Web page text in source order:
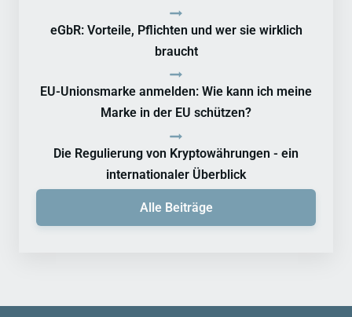
eGbR: Vorteile, Pflichten und wer sie wirklich
braucht
EU-Unionsmarke anmelden: Wie kann ich meine
Marke in der EU schützen?
Die Regulierung von Kryptowährungen - ein
internationaler Überblick
Alle Beiträge